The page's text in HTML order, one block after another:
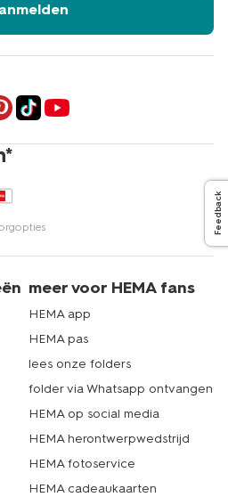
meer voor HEMA fans
HEMA app
HEMA pas
lees onze folders
folder via Whatsapp ontvangen
HEMA op social media
HEMA herontwerpwedstrijd
HEMA fotoservice
HEMA cadeaukaarten
Feedback